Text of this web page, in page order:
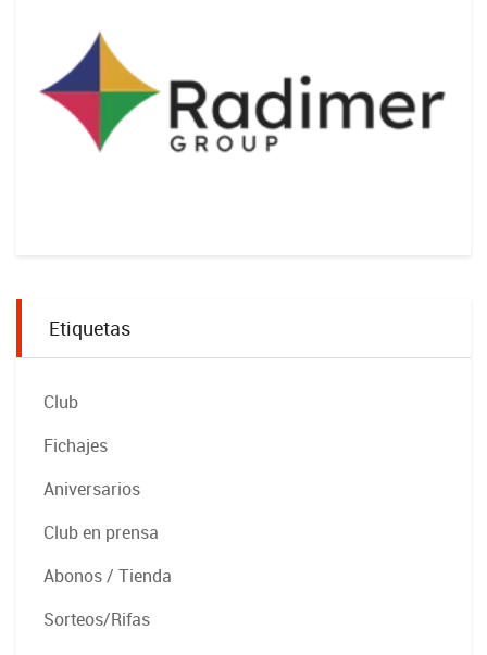
Etiquetas
Club
Fichajes
Aniversarios
Club en prensa
Abonos / Tienda
Sorteos/Rifas